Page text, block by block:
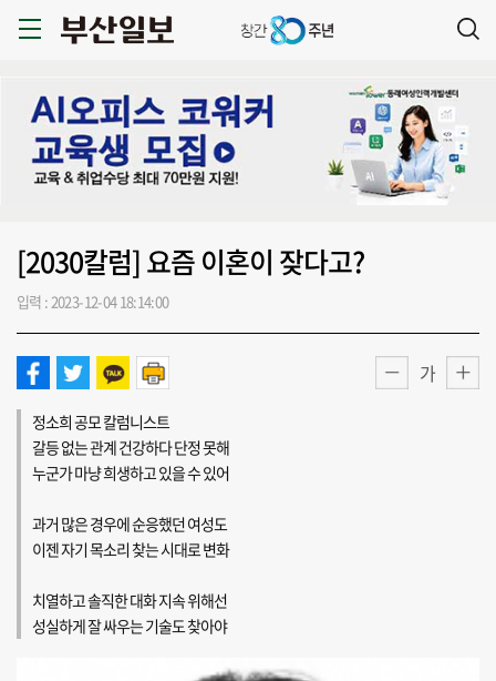
[2030칼럼] 요즘 이혼이 잦다고?
입력 : 2023-12-04 18:14:00
가
정소희 공모 칼럼니스트
갈등 없는 관계 건강하다 단정 못해
누군가 마냥 희생하고 있을 수 있어
과거 많은 경우에 순응했던 여성도
이젠 자기 목소리 찾는 시대로 변화
치열하고 솔직한 대화 지속 위해선
성실하게 잘 싸우는 기술도 찾아야